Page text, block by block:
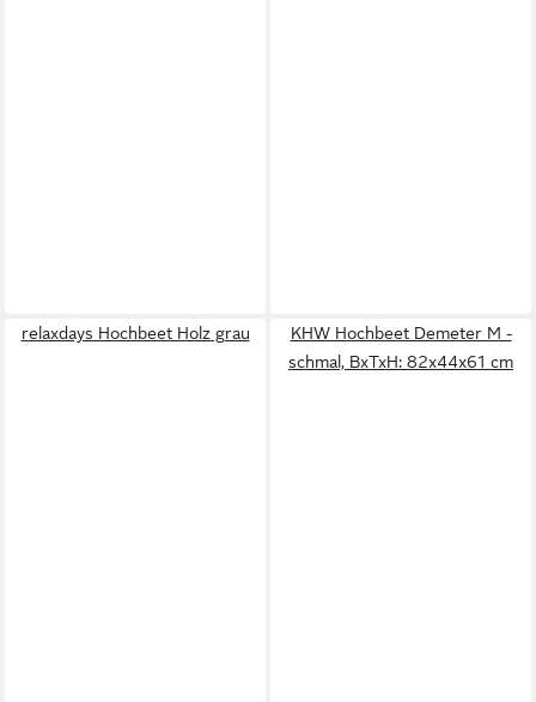
relaxdays Hochbeet Holz grau
KHW Hochbeet Demeter M -
schmal, BxTxH: 82x44x61 cm